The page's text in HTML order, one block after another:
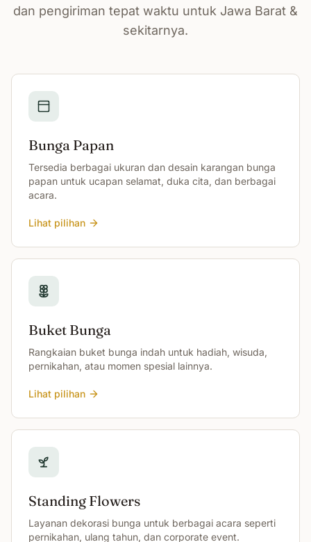
dan pengiriman tepat waktu untuk Jawa Barat &
sekitarnya.
Bunga Papan
Tersedia berbagai ukuran dan desain karangan bunga
papan untuk ucapan selamat, duka cita, dan berbagai
acara.
Lihat pilihan
Buket Bunga
Rangkaian buket bunga indah untuk hadiah, wisuda,
pernikahan, atau momen spesial lainnya.
Lihat pilihan
Standing Flowers
Layanan dekorasi bunga untuk berbagai acara seperti
pernikahan, ulang tahun, dan corporate event.